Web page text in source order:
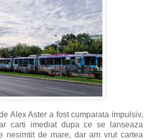
Alex Aster a fost cumparata impulsiv,
carti imediat dupa ce se lanseaza
nesimtit de mare, dar am vrut cartea